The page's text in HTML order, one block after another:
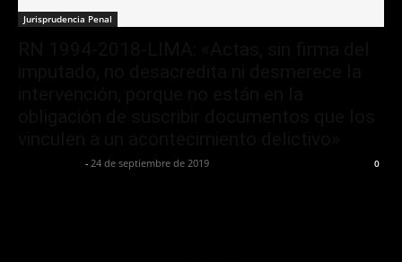
Jurisprudencia Penal
- 24 de septiembre de 2019 0